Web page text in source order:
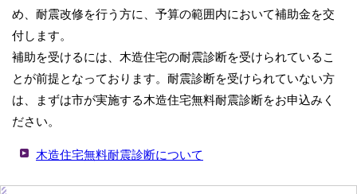
め、耐震改修を行う方に、予算の範囲内において補助金を交
付します。
補助を受けるには、木造住宅の耐震診断を受けられているこ
とが前提となっております。耐震診断を受けられていない方
は、まずは市が実施する木造住宅無料耐震診断をお申込みく
ださい。
木造住宅無料耐震診断について